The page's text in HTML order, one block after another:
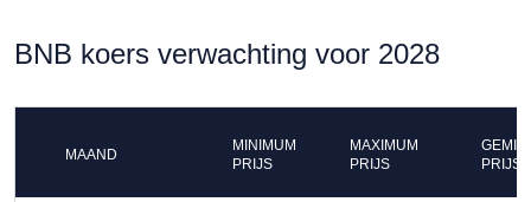
BNB koers verwachting voor 2028
MAAND
MINIMUM
PRIJS
MAXIMUM
PRIJS
PRIJS